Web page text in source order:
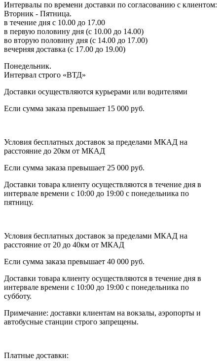
Интервалы по времени доставки по согласованию с клиентом:
Вторник - Пятница.
в течение дня с 10.00 до 17.00
в первую половину дня (с 10.00 до 14.00)
во вторую половину дня (с 14.00 до 17.00)
вечерняя доставка (с 17.00 до 19.00)
Понедельник.
Интервал строго «ВТД»
Доставки осуществляются курьерами или водителями
Если сумма заказа превышает 15 000 руб.
Условия бесплатных доставок за пределами МКАД на
расстояние до 20км от МКАД
Если сумма заказа превышает 25 000 руб.
Доставки товара клиенту осуществляются в течение дня в
интервале времени с 10:00 до 19:00 с понедельника по
пятницу.
Условия бесплатных доставок за пределами МКАД на
расстояние от 20 до 40км от МКАД
Если сумма заказа превышает 40 000 руб.
Доставки товара клиенту осуществляются в течение дня в
интервале времени с 10:00 до 19:00 с понедельника по
субботу.
Примечание: доставки клиентам на вокзалы, аэропорты и
автобусные станции строго запрещены.
Платные доставки: